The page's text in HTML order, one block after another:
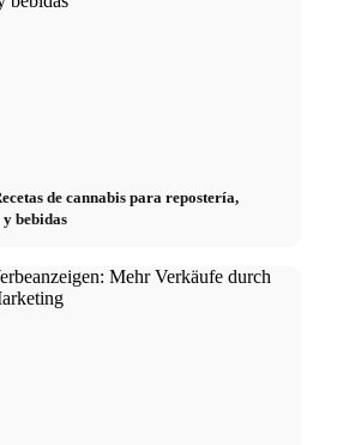
de cannabis para repostería,
bebidas